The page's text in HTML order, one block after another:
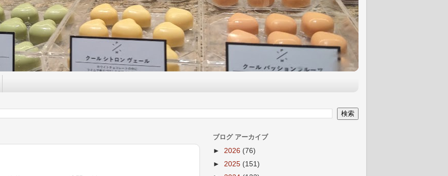
ブログ アーカイブ
► 2026 (76)
► 2025 (151)